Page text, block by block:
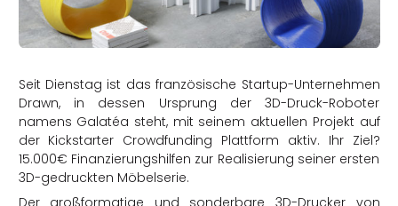
Seit Dienstag ist das französische Startup-Unternehmen
Drawn, in dessen Ursprung der 3D-Druck-Roboter
namens Galatéa steht, mit seinem aktuellen Projekt auf
der Kickstarter Crowdfunding Plattform aktiv. Ihr Ziel?
15.000€ Finanzierungshilfen zur Realisierung seiner ersten
3D-gedruckten Möbelserie.
Der großformatige und sonderbare 3D-Drucker von